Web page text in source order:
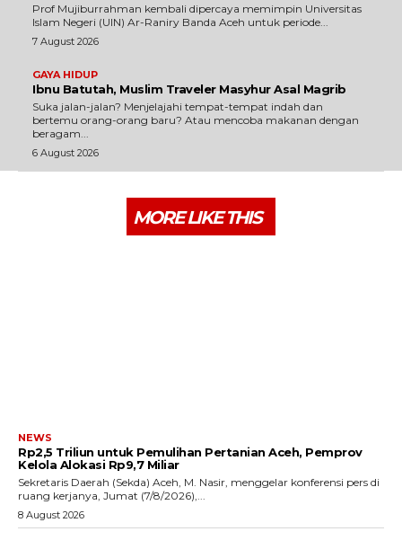
Prof Mujiburrahman kembali dipercaya memimpin Universitas
Islam Negeri (UIN) Ar-Raniry Banda Aceh untuk periode...
7 August 2026
GAYA HIDUP
Ibnu Batutah, Muslim Traveler Masyhur Asal Magrib
Suka jalan-jalan? Menjelajahi tempat-tempat indah dan
bertemu orang-orang baru? Atau mencoba makanan dengan
beragam...
6 August 2026
MORE LIKE THIS
NEWS
Rp2,5 Triliun untuk Pemulihan Pertanian Aceh, Pemprov
Kelola Alokasi Rp9,7 Miliar
‎Sekretaris Daerah (Sekda) Aceh, M. Nasir, menggelar konferensi pers di
ruang kerjanya, Jumat (7/8/2026),...
8 August 2026